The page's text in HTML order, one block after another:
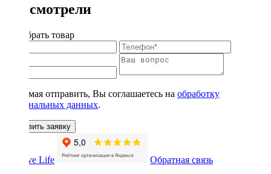
Вы смотрели
Подобрать товар
Нажимая отправить, Вы соглашаетесь на обработку
персональных данных.
Оставить заявку
Обратная связь